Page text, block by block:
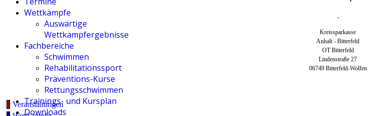
Wettkämpfe
Auswärtige
Wettkampfergebnisse
Fachbereiche
Schwimmen
Rehabilitationssport
Präventions-Kurse
Rettungsschwimmen
Trainings- und Kursplan
Downloads
Kreissparkasse
Anhalt - Bitterfeld
OT Bitterfeld
Lindenstraße 27
06749 Bitterfeld-Wolfen
Veranstaltungen